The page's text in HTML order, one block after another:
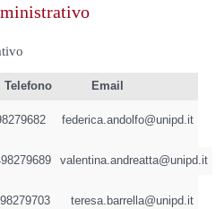
Telefono Email
federica.andolfo@unipd.it
valentina.andreatta@unipd.it
teresa.barrella@unipd.it